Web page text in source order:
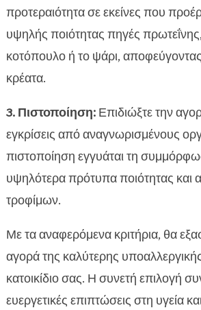
προτεραιότητα σε εκείνες που
υψηλής ποιότητας πηγές
κοτόπουλο ή το ψάρι,
κρέατα.
3. Πιστοποίηση:Επιδιώξτε την
εγκρίσεις από αναγνωρισμένους
πιστοποίηση εγγυάται τη
υψηλότερα πρότυπα ποιότητας και
τροφίμων.
Με τα αναφερόμενα κριτήρια, θα
αγορά της καλύτερης
κατοικίδιο σας. Η συνετή επιλογή
ευεργετικές επιπτώσεις στη υγεία